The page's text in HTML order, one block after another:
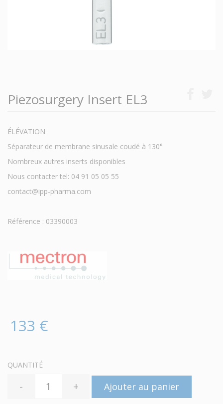
Piezosurgery Insert EL3
ÉLÉVATION
Séparateur de membrane sinusale coudé à 130°
Nombreux autres inserts disponibles
Nous contacter tel: 04 91 05 05 55
contact@ipp-pharma.com
Référence : 03390003
133 €
QUANTITÉ
- + Ajouter au panier